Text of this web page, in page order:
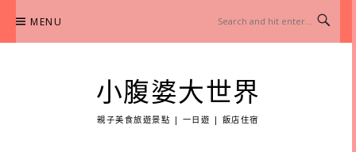
content
MENU
小腹婆大世界
親子美食旅遊景點 | 一日遊 | 飯店住宿